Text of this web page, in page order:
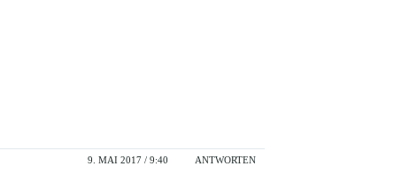
9. MAI 2017 / 9:40 ANTWORTEN